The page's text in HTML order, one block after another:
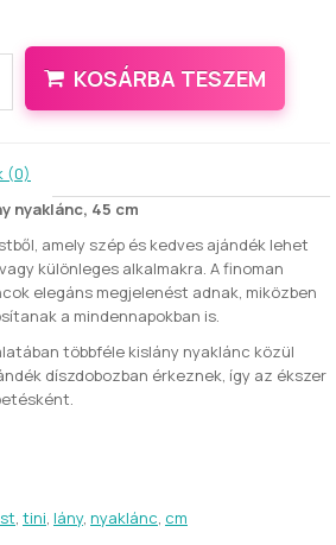
KOSÁRBA TESZEM
(0)
nyaklánc, 45 cm
amely szép és kedves ajándék lehet
különleges alkalmakra. A finoman
elegáns megjelenést adnak, miközben
a mindennapokban is.
többféle kislány nyaklánc közül
díszdobozban érkeznek, így az ékszer
, tini, lány, nyaklánc, cm